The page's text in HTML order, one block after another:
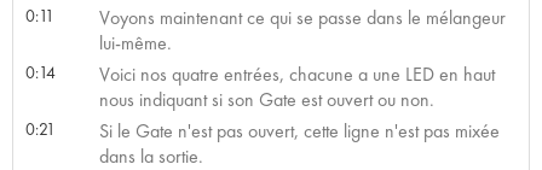
0:11
Voyons maintenant ce qui se passe dans le mélangeur
lui-même.
0:14
Voici nos quatre entrées, chacune a une LED en haut
nous indiquant si son Gate est ouvert ou non.
0:21
Si le Gate n'est pas ouvert, cette ligne n'est pas mixée
dans la sortie.